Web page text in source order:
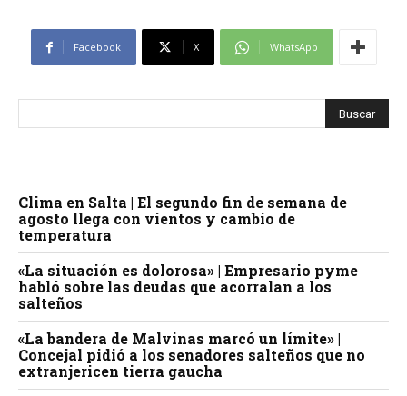
Facebook X WhatsApp
Clima en Salta | El segundo fin de semana de
agosto llega con vientos y cambio de
temperatura
«La situación es dolorosa» | Empresario pyme
habló sobre las deudas que acorralan a los
salteños
«La bandera de Malvinas marcó un límite» |
Concejal pidió a los senadores salteños que no
extranjericen tierra gaucha